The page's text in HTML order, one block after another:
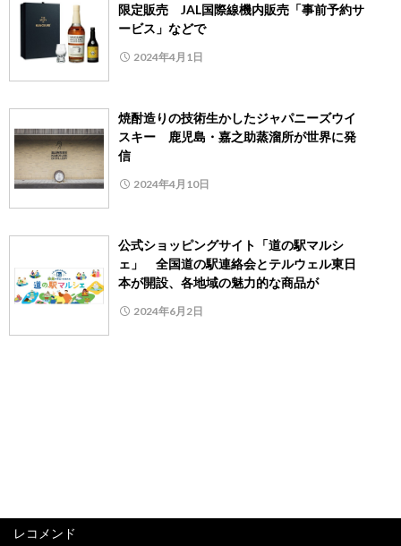
限定販売 JAL国際線機内販売「事前予約サ
ービス」などで
2024年4月1日
焼酎造りの技術生かしたジャパニーズウイ
スキー 鹿児島・嘉之助蒸溜所が世界に発
信
2024年4月10日
公式ショッピングサイト「道の駅マルシ
ェ」 全国道の駅連絡会とテルウェル東日
本が開設、各地域の魅力的な商品が
2024年6月2日
レコメンド